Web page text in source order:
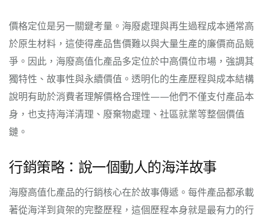
價格定位是另一關鍵考量。海廢處理與再生過程成本通常高
於原生材料，這使得產品售價難以與大量生產的廉價商品競
爭。因此，海廢高值化產品多定位於中高價位市場，強調其
獨特性、故事性與永續價值。透明化的生產歷程與成本結構
說明有助於消費者理解價格合理性——他們不僅支付產品本
身，也支持海洋清理、廢棄物處理、社區就業等整個價值
鏈。
行銷策略：說一個動人的海洋故事
海廢高值化產品的行銷核心在於故事傳遞。每件產品都承載
著從海洋到貨架的完整歷程，這個歷程本身就是最有力的行